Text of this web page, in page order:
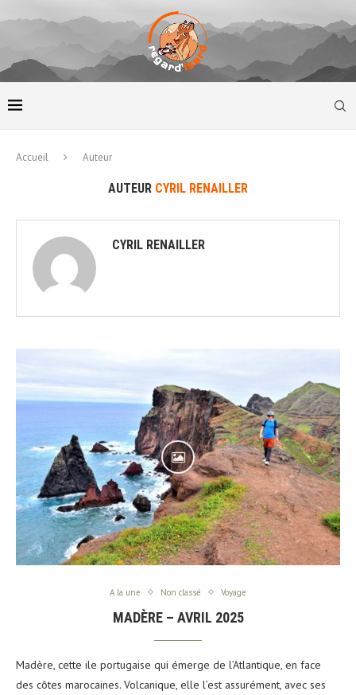
Accueil Auteur
AUTEUR CYRIL RENAILLER
CYRIL RENAILLER
A la une Non classé Voyage
MADÈRE – AVRIL 2025
Madère, cette ile portugaise qui émerge de l’Atlantique, en face
des côtes marocaines. Volcanique, elle l’est assurément, avec ses